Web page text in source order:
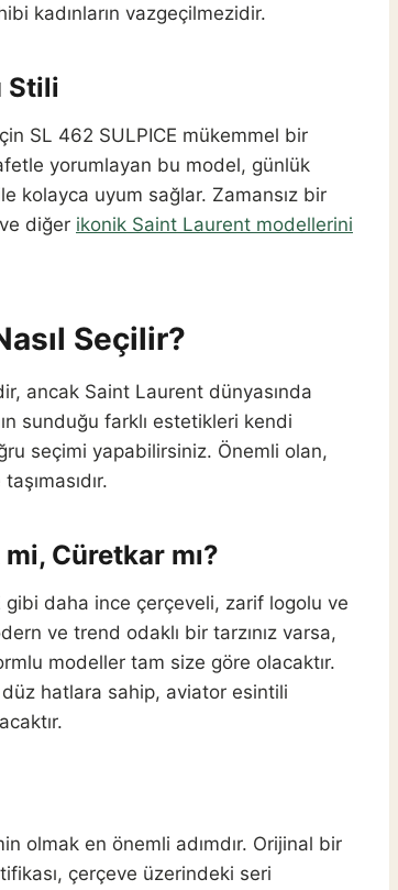
kadınların vazgeçilmezidir.
Stili
SL 462 SULPICE mükemmel bir
yorumlayan bu model, günlük
kolayca uyum sağlar. Zamansız bir
diğer ikonik Saint Laurent modellerini
Seçilir?
ancak Saint Laurent dünyasında
sunduğu farklı estetikleri kendi
seçimi yapabilirsiniz. Önemli olan,
Cüretkar mı?
daha ince çerçeveli, zarif logolu ve
ve trend odaklı bir tarzınız varsa,
modeller tam size göre olacaktır.
hatlara sahip, aviator esintili
olmak en önemli adımdır. Orijinal bir
çerçeve üzerindeki seri